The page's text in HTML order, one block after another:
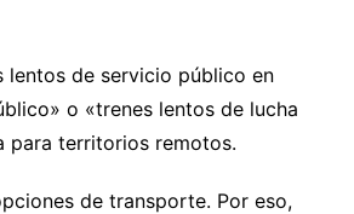
lentos de servicio público en
o «trenes lentos de lucha
para territorios remotos.
de transporte. Por eso,